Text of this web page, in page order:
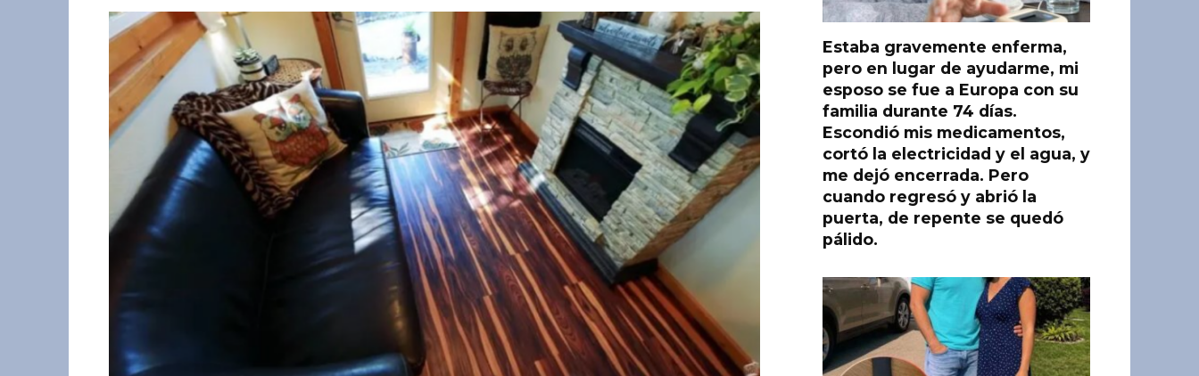
Estaba gravemente enferma,
pero en lugar de ayudarme, mi
esposo se fue a Europa con su
familia durante 74 días.
Escondió mis medicamentos,
cortó la electricidad y el agua, y
me dejó encerrada. Pero
cuando regresó y abrió la
puerta, de repente se quedó
pálido.